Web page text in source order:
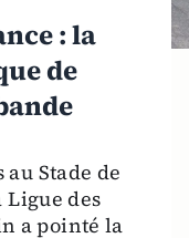
: la
de
Stade de
des
a pointé la